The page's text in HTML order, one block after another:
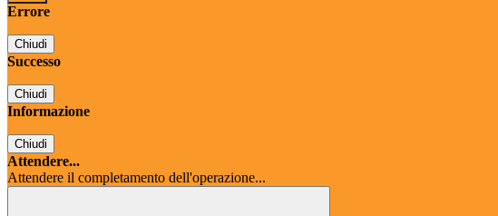
Errore
Chiudi
Successo
Chiudi
Informazione
Chiudi
Attendere...
Attendere il completamento dell'operazione...